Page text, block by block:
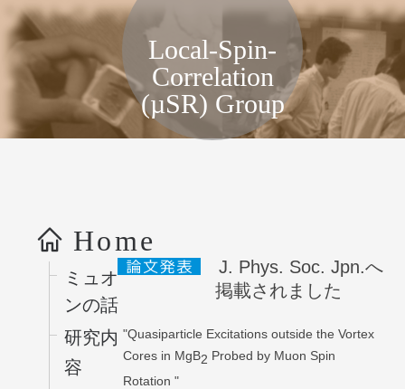
コンテンツへス
キップ
局所スピン相関物性グループ, KEK
Local-Spin-
Correlation
(µSR) Group
J. Phys. Soc. Jpn.へ
掲載されました
"Quasiparticle Excitations outside the Vortex
Cores in MgB2 Probed by Muon Spin
Rotation "
Home
ミュオ
ンの話
研究内
容